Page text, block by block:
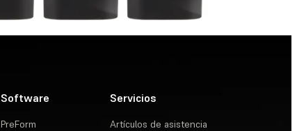
Software
PreForm
Servicios
Artículos de asistencia